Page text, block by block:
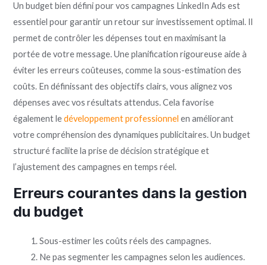
Un budget bien défini pour vos campagnes LinkedIn Ads est
essentiel pour garantir un retour sur investissement optimal. Il
permet de contrôler les dépenses tout en maximisant la
portée de votre message. Une planification rigoureuse aide à
éviter les erreurs coûteuses, comme la sous-estimation des
coûts. En définissant des objectifs clairs, vous alignez vos
dépenses avec vos résultats attendus. Cela favorise
également ledéveloppement professionnel en améliorant
votre compréhension des dynamiques publicitaires. Un budget
structuré facilite la prise de décision stratégique et
l’ajustement des campagnes en temps réel.
Erreurs courantes dans la gestion
du budget
Sous-estimer les coûts réels des campagnes.
Ne pas segmenter les campagnes selon les audiences.